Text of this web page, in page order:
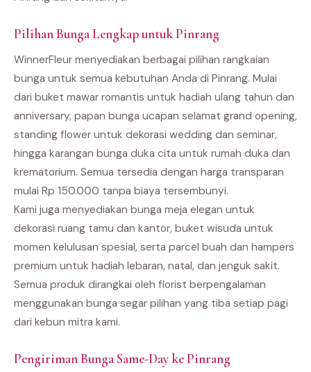
Pilihan Bunga Lengkap untuk Pinrang
WinnerFleur menyediakan berbagai pilihan rangkaian
bunga untuk semua kebutuhan Anda di Pinrang. Mulai
dari buket mawar romantis untuk hadiah ulang tahun dan
anniversary, papan bunga ucapan selamat grand opening,
standing flower untuk dekorasi wedding dan seminar,
hingga karangan bunga duka cita untuk rumah duka dan
krematorium. Semua tersedia dengan harga transparan
mulai Rp 150.000 tanpa biaya tersembunyi.
Kami juga menyediakan bunga meja elegan untuk
dekorasi ruang tamu dan kantor, buket wisuda untuk
momen kelulusan spesial, serta parcel buah dan hampers
premium untuk hadiah lebaran, natal, dan jenguk sakit.
Semua produk dirangkai oleh florist berpengalaman
menggunakan bunga segar pilihan yang tiba setiap pagi
dari kebun mitra kami.
Pengiriman Bunga Same-Day ke Pinrang